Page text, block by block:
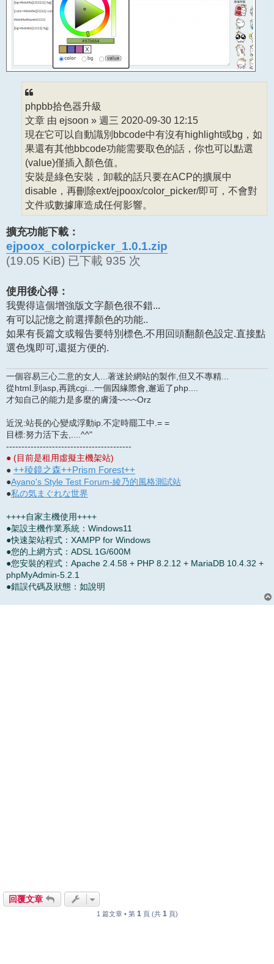
phpbb拾色器升級
文章 由 ejsoon » 週三 2020-09-30 12:15
現在它可以自動識別bbcode中有沒有highlight或bg，如
果還有其他bbcode功能需要取色的話，你也可以點選
(value)僅插入顏色值。
安裝是綠色安裝，卸載的話只要在ACP的擴展中
disable，再刪除ext/ejpoox/color_picker/即可，不會對
文件或數據庫造成任何影響。
擴充功能下載：
ejpoox_colorpicker_1.0.1.zip
(19.05 KiB) 已下載 935 次
使用後心得：
我覺得這個增強版文字顏色很不錯...
有可以記憶之前選擇顏色的功能..
如果有長篇文或報告要特別標色.不用回頭翻顏色設定.直接點
選色塊即可,還挺方便的.
一個容易三心二意的女人...著迷於網站的製作,但又不專精...
從html.到asp,再跳cgi...一個因緣際會,邂逅了php....
才知自己的能力是多麼的膚淺~~~~Orz
近況:站長的心變成浮動ip.不定時罷工中.= =
目標:努力活下去,....^^"
-----------------------------------------
● (目前是租用虛擬主機架站)
● ++稜鏡之森++Prism Forest++
●Ayano's Style Test Forum-綾乃的風格測試站
●私の気まぐれな世界
++++自家主機使用++++
●架設主機作業系統：Windows11
●快速架站程式：XAMPP for Windows
●您的上網方式：ADSL 1G/600M
●您安裝的程式：Apache 2.4.58 + PHP 8.2.12 + MariaDB 10.4.32 +
phpMyAdmin-5.2.1
●錯誤代碼及狀態：如說明
回覆文章
1 篇文章 • 第 1 頁 (共 1 頁)